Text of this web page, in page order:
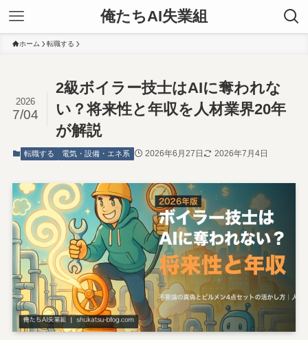
俺たちAI失業組
ホーム 転職する
2級ボイラー技士はAIに奪われな
い？将来性と年収を人材業界20年
が解説
2026
7/04
転職する 電気・設備・エネ系 2026年6月27日 2026年7月4日